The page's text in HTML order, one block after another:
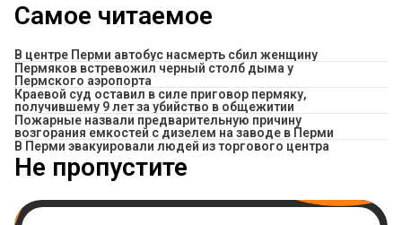
Самое читаемое
В центре Перми автобус насмерть сбил женщину
Пермяков встревожил черный столб дыма у
Пермского аэропорта
Краевой суд оставил в силе приговор пермяку,
получившему 9 лет за убийство в общежитии
Пожарные назвали предварительную причину
возгорания емкостей с дизелем на заводе в Перми
В Перми эвакуировали людей из торгового центра
Не пропустите